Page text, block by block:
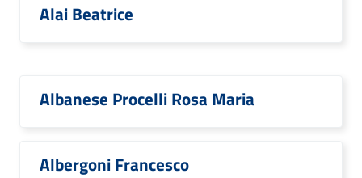
Alai Beatrice
Albanese Procelli Rosa Maria
Albergoni Francesco